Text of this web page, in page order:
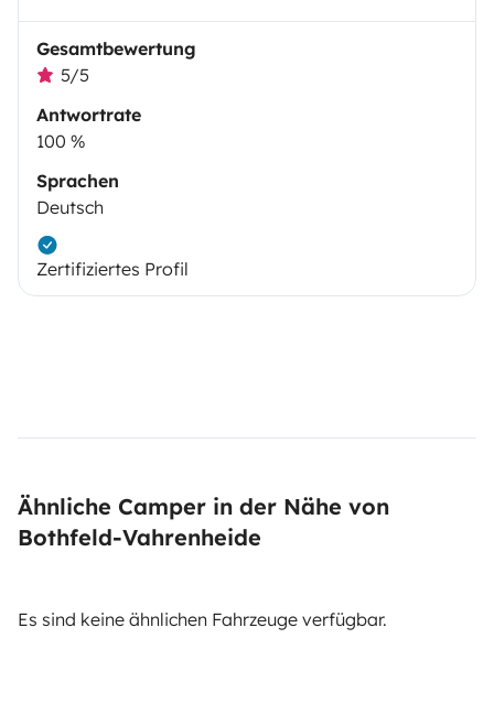
Gesamtbewertung
5/5
Antwortrate
100 %
Sprachen
Deutsch
Zertifiziertes Profil
Ähnliche Camper in der Nähe von
Bothfeld-Vahrenheide
Es sind keine ähnlichen Fahrzeuge verfügbar.